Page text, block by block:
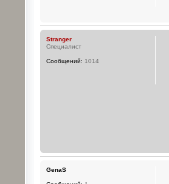
Stranger
Специалист
Сообщений: 1014
GenaS